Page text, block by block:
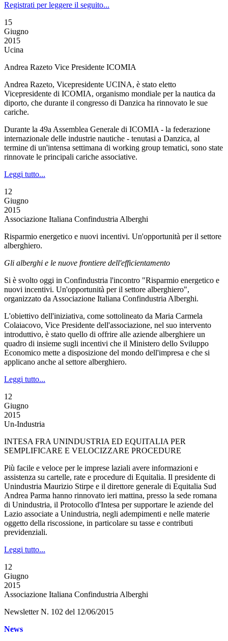
Registrati per leggere il seguito...
15
Giugno
2015
Ucina
Andrea Razeto Vice Presidente ICOMIA
Andrea Razeto, Vicepresidente UCINA, è stato eletto
Vicepresidente di ICOMIA, organismo mondiale per la nautica da
diporto, che durante il congresso di Danzica ha rinnovato le sue
cariche.
Durante la 49a Assemblea Generale di ICOMIA - la federazione
internazionale delle industrie nautiche - tenutasi a Danzica, al
termine di un'intensa settimana di working group tematici, sono state
rinnovate le principali cariche associative.
Leggi tutto...
12
Giugno
2015
Associazione Italiana Confindustria Alberghi
Risparmio energetico e nuovi incentivi. Un'opportunità per il settore
alberghiero.
Gli alberghi e le nuove frontiere dell'efficientamento
Si è svolto oggi in Confindustria l'incontro "Risparmio energetico e
nuovi incentivi. Un'opportunità per il settore alberghiero",
organizzato da Associazione Italiana Confindustria Alberghi.
L'obiettivo dell'iniziativa, come sottolineato da Maria Carmela
Colaiacovo, Vice Presidente dell'associazione, nel suo intervento
introduttivo, è stato quello di offrire alle aziende alberghiere un
quadro di insieme sugli incentivi che il Ministero dello Sviluppo
Economico mette a disposizione del mondo dell'impresa e che si
applicano anche al settore alberghiero.
Leggi tutto...
12
Giugno
2015
Un-Industria
INTESA FRA UNINDUSTRIA ED EQUITALIA PER
SEMPLIFICARE E VELOCIZZARE PROCEDURE
Più facile e veloce per le imprese laziali avere informazioni e
assistenza su cartelle, rate e procedure di Equitalia. Il presidente di
Unindustria Maurizio Stirpe e il direttore generale di Equitalia Sud
Andrea Parma hanno rinnovato ieri mattina, presso la sede romana
di Unindustria, il Protocollo d'Intesa per supportare le aziende del
Lazio associate a Unindustria, negli adempimenti e nelle materie
oggetto della riscossione, in particolare su tasse e contributi
previdenziali.
Leggi tutto...
12
Giugno
2015
Associazione Italiana Confindustria Alberghi
Newsletter N. 102 del 12/06/2015
News